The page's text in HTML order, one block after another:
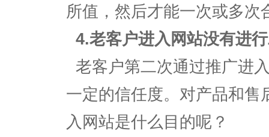
所值，然后才能一次或多次
4.老客户进入网站没有进
老客户第二次通过推广进
一定的信任度。对产品和售
入网站是什么目的呢？